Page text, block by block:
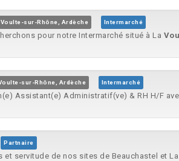
Voulte-sur-Rhône, Ardèche Intermarché
pour notre Intermarché situé à La
sur-Rhône, Ardèche Intermarché
Assistant(e) Administratif(ve) & RH H/F
Partnaire
servitude de nos sites de Beauchastel et La